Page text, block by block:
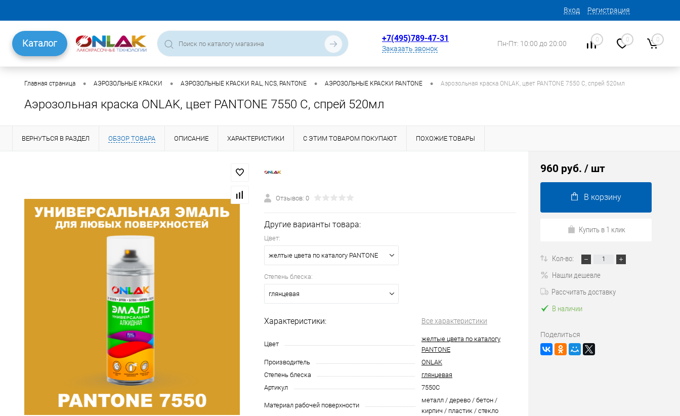
Вход Регистрация
Каталог +7(495)789-47-31
Заказать звонок
Пн-Пт: 10:00 до 20:00 0 0 0
Главная страница • АЭРОЗОЛЬНЫЕ КРАСКИ • АЭРОЗОЛЬНЫЕ КРАСКИ RAL, NCS, PANTONE • АЭРОЗОЛЬНЫЕ КРАСКИ PANTONE • Аэрозольная краска ONLAK, цвет PANTONE 7550 C, спрей 520мл
Аэрозольная краска ONLAK, цвет PANTONE 7550 C, спрей 520мл
ВЕРНУТЬСЯ В РАЗДЕЛ ОБЗОР ТОВАРА ОПИСАНИЕ ХАРАКТЕРИСТИКИ С ЭТИМ ТОВАРОМ ПОКУПАЮТ ПОХОЖИЕ ТОВАРЫ
Отзывов: 0
Другие варианты товара:
Цвет:
желтые цвета по каталогу PANTONE
Степень блеска:
глянцевая
Характеристики: Все характеристики
Цвет
желтые цвета по каталогу
PANTONE
Производитель
ONLAK
Степень блеска
глянцевая
Артикул
7550C
Материал рабочей поверхности
металл / дерево / бетон /
кирпич / пластик / стекло
960 руб. / шт
В корзину
Купить в 1 клик
Кол-во:
Нашли дешевле
Рассчитать доставку
В наличии
Поделиться